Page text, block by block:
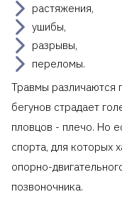
растяжения,
ушибы,
разрывы,
переломы.
Травмы различаются
бегунов страдает
пловцов - плечо. Но
спорта, для которых
опорно-
позвоночника.